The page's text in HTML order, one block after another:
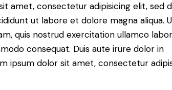
amet, consectetur adipisicing elit, sed
ut labore et dolore magna aliqua.
quis nostrud exercitation ullamco
consequat. Duis aute irure dolor in
ipsum dolor sit amet, consectetur